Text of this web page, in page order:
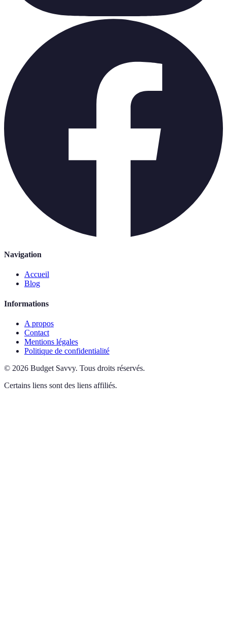
Navigation
Accueil
Blog
Informations
A propos
Contact
Mentions légales
Politique de confidentialité
© 2026 Budget Savvy. Tous droits réservés.
Certains liens sont des liens affiliés.